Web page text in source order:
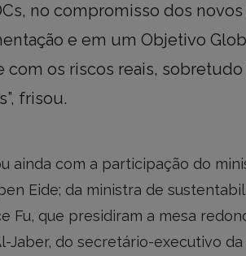
no compromisso dos
e em um Objetivo
com os riscos reais,
frisou.
ainda com a participação do
Eide; da ministra de
Fu, que presidiram a mesa
Jaber, do secretário-executivo